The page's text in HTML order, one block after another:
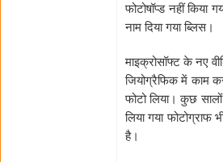
फोटोषॉप्ड नहीं
नाम दिया गया ब्लिस।
माइक्रोसॉफ्ट के नए
जियोग्रैफिक में काम
फोटो लिया। कुछ
लिया गया फोटोग्राफ
है।